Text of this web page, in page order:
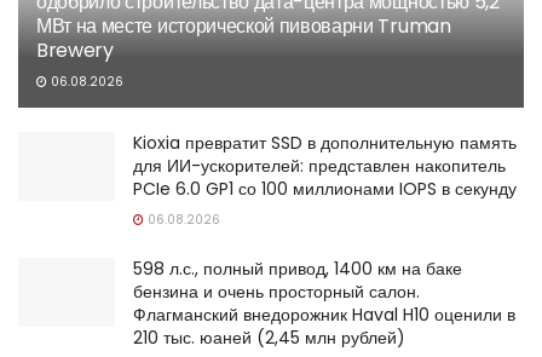
МВт на месте исторической пивоварни Truman
Brewery
06.08.2026
Kioxia превратит SSD в дополнительную память
для ИИ-ускорителей: представлен накопитель
PCIe 6.0 GP1 со 100 миллионами IOPS в секунду
06.08.2026
598 л.с., полный привод, 1400 км на баке
бензина и очень просторный салон.
Флагманский внедорожник Haval H10 оценили в
210 тыс. юаней (2,45 млн рублей)